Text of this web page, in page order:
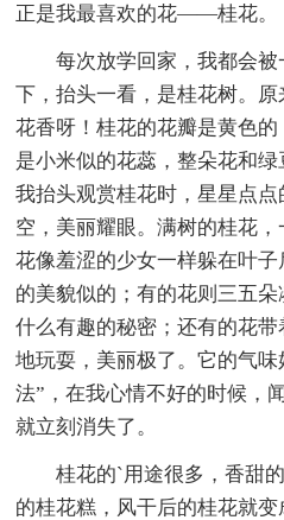
正是我最喜欢的花——桂花。
每次放学回家，我都会
下，抬头一看，是桂花树。
花香呀！桂花的花瓣是黄色
是小米似的花蕊，整朵花和
我抬头观赏桂花时，星星点
空，美丽耀眼。满树的桂花
花像羞涩的少女一样躲在叶
的美貌似的；有的花则三五
什么有趣的秘密；还有的花
地玩耍，美丽极了。它的气
法”，在我心情不好的时候，
就立刻消失了。
桂花的`用途很多，香甜
的桂花糕，风干后的桂花就变